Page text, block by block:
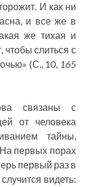
И как ни
и все же в
же тихая и
чтобы слиться с
(С., 10, 165
связаны с
от человека
тайны,
первых порах
первый раз в
видеть: